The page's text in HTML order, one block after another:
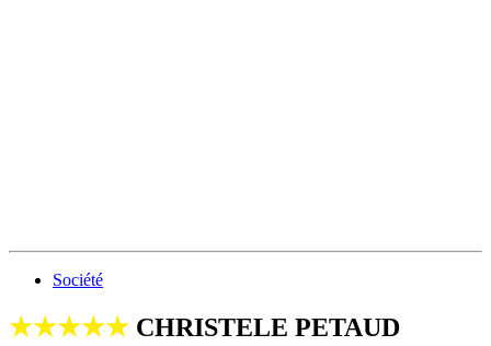
Société
★★★★★ CHRISTELE PETAUD